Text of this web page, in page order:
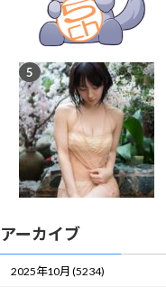
アーカイブ
2025年10月 (5234)